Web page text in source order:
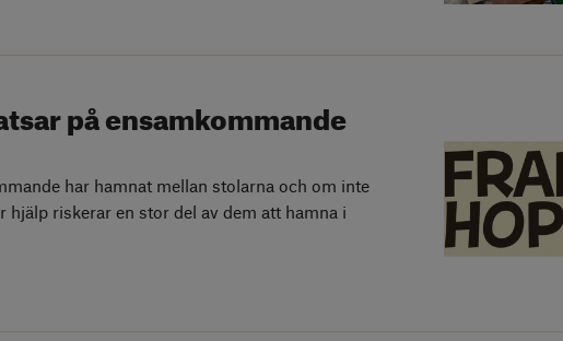
på ensamkommande
har hamnat mellan stolarna och om inte
hjälp riskerar en stor del av dem att hamna i